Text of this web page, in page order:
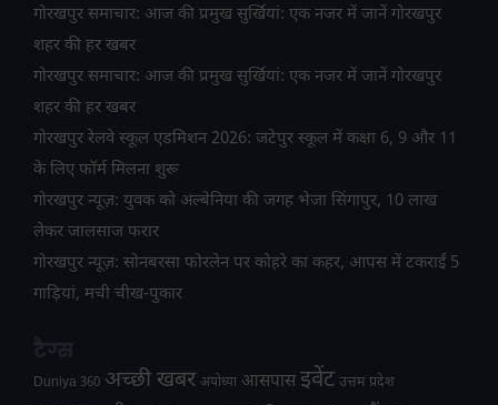
गोरखपुर समाचार: आज की प्रमुख सुर्खियां: एक नजर में जानें गोरखपुर
शहर की हर खबर
गोरखपुर समाचार: आज की प्रमुख सुर्खियां: एक नजर में जानें गोरखपुर
शहर की हर खबर
गोरखपुर रेलवे स्कूल एडमिशन 2026: जटेपुर स्कूल में कक्षा 6, 9 और 11
के लिए फॉर्म मिलना शुरू
गोरखपुर न्यूज़: युवक को अल्बेनिया की जगह भेजा सिंगापुर, 10 लाख
लेकर जालसाज फरार
गोरखपुर न्यूज़: सोनबरसा फोरलेन पर कोहरे का कहर, आपस में टकराईं 5
गाड़ियां, मची चीख-पुकार
Duniya 360 अच्छी खबर अयोध्या आसपास इवेंट उत्तम प्रदेश